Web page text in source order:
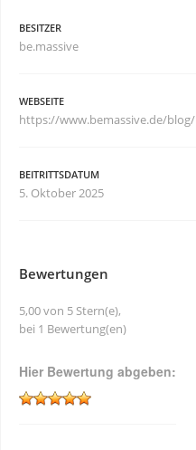
BESITZER
be.massive
WEBSEITE
https://www.bemassive.de/blog/
BEITRITTSDATUM
5. Oktober 2025
Bewertungen
5,00 von 5 Stern(e),
bei 1 Bewertung(en)
Hier Bewertung abgeben: